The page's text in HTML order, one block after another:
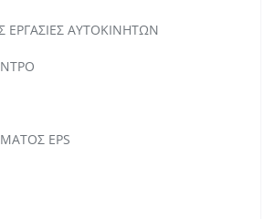
ΕΡΓΑΣΙΕΣ ΑΥΤΟΚΙΝΗΤΩΝ
EPS